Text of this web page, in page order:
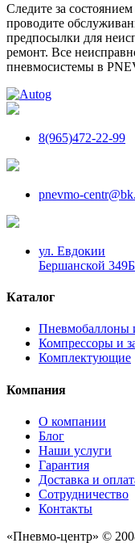
Следите за
проводите
предпосылки для
ремонт. Все
пневмосистемы в
8(965)472-22-99
pnevmo-
ул. Евдокии
Бершанской 349Б
Каталог
Пневмобаллоны
Компрессоры и
Комплектующие
Компания
О компании
Блог
Наши услуги
Гарантия
Доставка и
Сотрудничество
Контакты
«Пневмо-центр» ©